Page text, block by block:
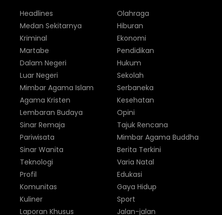
Headlines
Medan Sekitarnya
Kriminal
Martabe
Dalam Negeri
Luar Negeri
Olahraga
Hiburan
Ekonomi
Pendidikan
Hukum
Sekolah
Mimbar Agama Islam
Agama Kristen
Lembaran Budaya
Sinar Remaja
Pariwisata
Sinar Wanita
Serbaneka
Kesehatan
Opini
Tajuk Rencana
Mimbar Agama Buddha
Berita Terkini
Teknologi
Profil
Komunitas
Kuliner
Laporan Khusus
Varia Natal
Edukasi
Gaya Hidup
Sport
Jalan-jalan